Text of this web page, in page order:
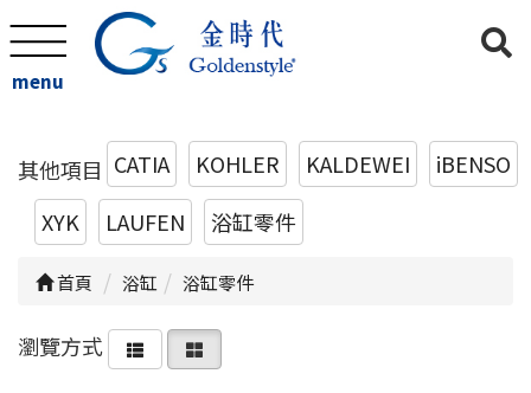
menu
其他項目 CATIA KOHLER KALDEWEI
iBENSO
XYK
LAUFEN 浴缸零件
首頁 浴缸 浴缸零件
瀏覽方式